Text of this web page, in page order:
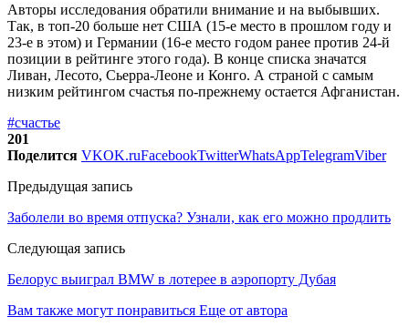
Авторы исследования обратили внимание и на выбывших.
Так, в топ-20 больше нет США (15-е место в прошлом году и
23-е в этом) и Германии (16-е место годом ранее против 24-й
позиции в рейтинге этого года). В конце списка значатся
Ливан, Лесото, Сьерра-Леоне и Конго. А страной с самым
низким рейтингом счастья по-прежнему остается Афганистан.
#счастье
201
Поделится VKOK.ruFacebookTwitterWhatsAppTelegramViber
Предыдущая запись
Заболели во время отпуска? Узнали, как его можно продлить
Следующая запись
Белорус выиграл BMW в лотерее в аэропорту Дубая
Вам также могут понравиться Еще от автора